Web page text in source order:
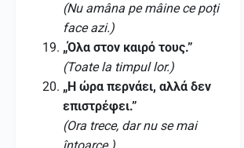
(Nu amâna pe mâine ce poți
face azi.)
„Όλα στον καιρό τους.”
(Toate la timpul lor.)
„Η ώρα περνάει, αλλά δεν
επιστρέφει.”
(Ora trece, dar nu se mai